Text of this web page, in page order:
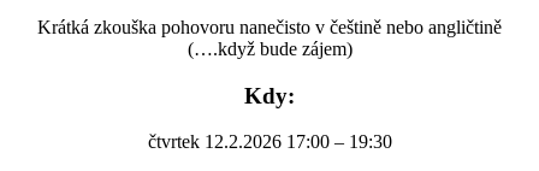
Krátká zkouška pohovoru nanečisto v češtině nebo angličtině
(….když bude zájem)
Kdy:
čtvrtek 12.2.2026 17:00 – 19:30